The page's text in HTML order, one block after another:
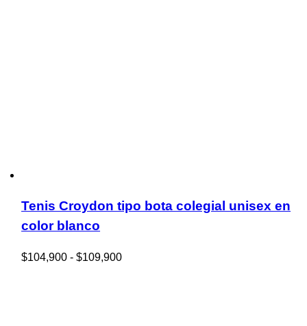
Tenis Croydon tipo bota colegial unisex en
color blanco
$104,900 - $109,900Rango